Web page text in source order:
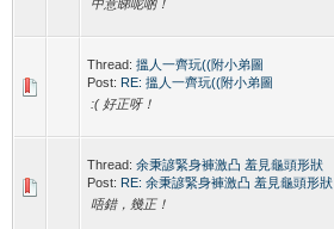
中意睇呢啲！
Thread: 搵人一齊玩((附小弟圖
Post: RE: 搵人一齊玩((附小弟圖
:( 好正呀！
Thread: 余秉諺緊身褲激凸 羞見龜頭形狀
Post: RE: 余秉諺緊身褲激凸 羞見龜頭形狀
唔錯，幾正！